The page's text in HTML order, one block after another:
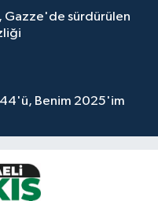
Gazze'de sürdürülen
Benim 2025'im